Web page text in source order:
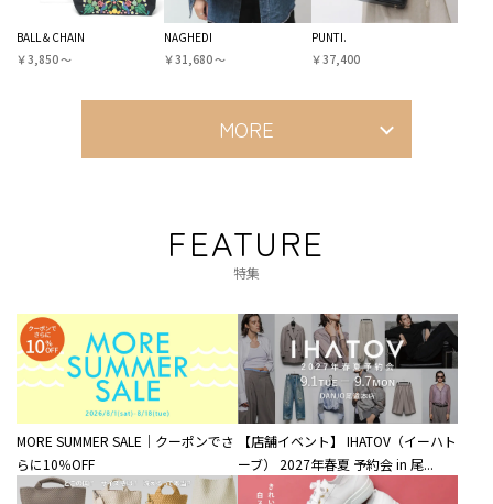
BALL＆CHAIN
￥3,850 〜
NAGHEDI
￥31,680 〜
PUNTI.
￥37,400
MORE
FEATURE
特集
MORE SUMMER SALE｜クーポンでさ
らに10％OFF
【店舗イベント】 IHATOV（イーハト
ーブ） 2027年春夏 予約会 in 尾...